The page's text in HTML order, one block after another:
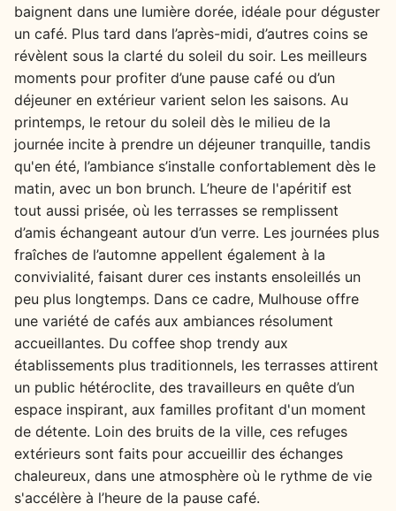
baignent dans une lumière dorée, idéale pour déguster
un café. Plus tard dans l’après-midi, d’autres coins se
révèlent sous la clarté du soleil du soir. Les meilleurs
moments pour profiter d’une pause café ou d’un
déjeuner en extérieur varient selon les saisons. Au
printemps, le retour du soleil dès le milieu de la
journée incite à prendre un déjeuner tranquille, tandis
qu'en été, l’ambiance s’installe confortablement dès le
matin, avec un bon brunch. L’heure de l'apéritif est
tout aussi prisée, où les terrasses se remplissent
d’amis échangeant autour d’un verre. Les journées plus
fraîches de l’automne appellent également à la
convivialité, faisant durer ces instants ensoleillés un
peu plus longtemps. Dans ce cadre, Mulhouse offre
une variété de cafés aux ambiances résolument
accueillantes. Du coffee shop trendy aux
établissements plus traditionnels, les terrasses attirent
un public hétéroclite, des travailleurs en quête d’un
espace inspirant, aux familles profitant d'un moment
de détente. Loin des bruits de la ville, ces refuges
extérieurs sont faits pour accueillir des échanges
chaleureux, dans une atmosphère où le rythme de vie
s'accélère à l’heure de la pause café.